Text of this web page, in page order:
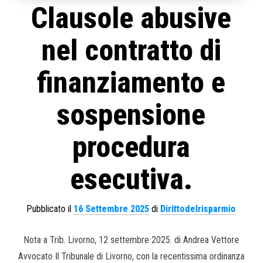
Clausole abusive
nel contratto di
finanziamento e
sospensione
procedura
esecutiva.
Pubblicato il 16 Settembre 2025 di Dirittodelrisparmio
Nota a Trib. Livorno, 12 settembre 2025. di Andrea Vettore
Avvocato Il Tribunale di Livorno, con la recentissima ordinanza